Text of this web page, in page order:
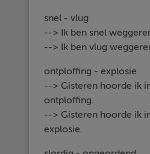
snel - vlug
--> Ik ben snel
--> Ik ben vlug
ontploffing - explosie
--> Gisteren hoorde ik
ontploffing.
--> Gisteren hoorde ik
explosie.